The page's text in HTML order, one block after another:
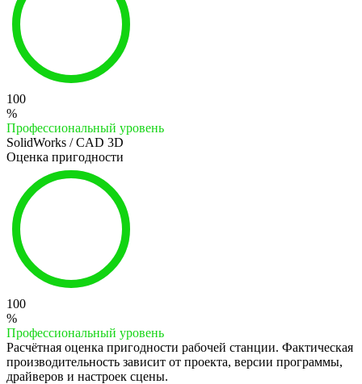
100
%
Профессиональный уровень
SolidWorks / CAD 3D
Оценка пригодности
100
%
Профессиональный уровень
Расчётная оценка пригодности рабочей станции. Фактическая
производительность зависит от проекта, версии программы,
драйверов и настроек сцены.